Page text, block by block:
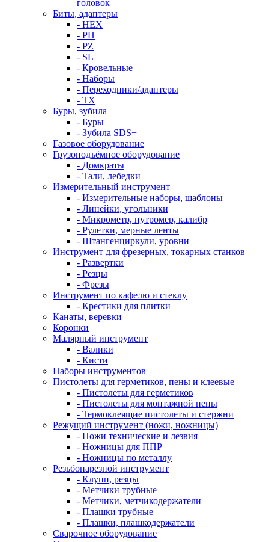
головок
Биты, адаптеры
- HEX
- PH
- PZ
- SL
- Кровельные
- Наборы
- Переходники/адаптеры
- ТX
Буры, зубила
- Буры
- Зубила SDS+
Газовое оборудование
Грузоподъёмное оборудование
- Домкраты
- Тали, лебедки
Измерительный инструмент
- Измерительные наборы, шаблоны
- Линейки, угольники
- Микрометр, нутромер, калибр
- Рулетки, мерные ленты
- Штангенциркули, уровни
Инструмент для фрезерных, токарных станков
- Развертки
- Резцы
- Фрезы
Инструмент по кафелю и стеклу
- Крестики для плитки
Канаты, веревки
Коронки
Малярный инструмент
- Валики
- Кисти
Наборы инструментов
Пистолеты для герметиков, пены и клеевые
- Пистолеты для герметиков
- Пистолеты для монтажной пены
- Термоклеящие пистолеты и стержни
Режущий инструмент (ножи, ножницы)
- Ножи технические и лезвия
- Ножницы для ППР
- Ножницы по металлу
Резьбонарезной инструмент
- Клупп, резцы
- Метчики трубные
- Метчики, метчикодержатели
- Плашки трубные
- Плашки, плашкодержатели
Сварочное оборудование